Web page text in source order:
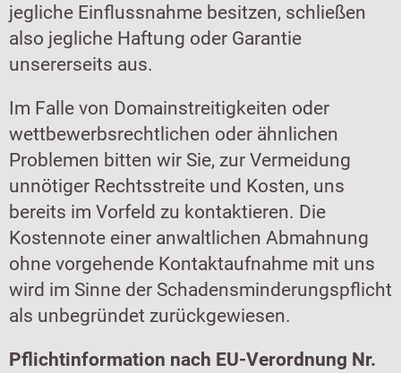
jegliche Einflussnahme besitzen, schließen
also jegliche Haftung oder Garantie
unsererseits aus.
Im Falle von Domainstreitigkeiten oder
wettbewerbsrechtlichen oder ähnlichen
Problemen bitten wir Sie, zur Vermeidung
unnötiger Rechtsstreite und Kosten, uns
bereits im Vorfeld zu kontaktieren. Die
Kostennote einer anwaltlichen Abmahnung
ohne vorgehende Kontaktaufnahme mit uns
wird im Sinne der Schadensminderungspflicht
als unbegründet zurückgewiesen.
Pflichtinformation nach EU-Verordnung Nr.